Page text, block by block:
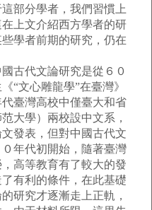
部分學者，我們習慣上
上文介紹西方學者的研
學者前期的研究，仍在
代文論研究是從６０
“文心雕龍學”在臺灣》
臺灣高校中僅臺大和省
大學）兩校設中文系，
發表，但對中國古代文
年代初開始，隨著臺灣
高等教育有了較大的發
有利的條件，在此基礎
研究才逐漸走上正軌，